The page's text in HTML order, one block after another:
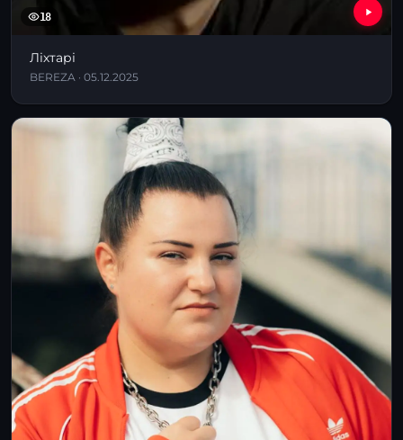
18
Ліхтарі
BEREZA · 05.12.2025